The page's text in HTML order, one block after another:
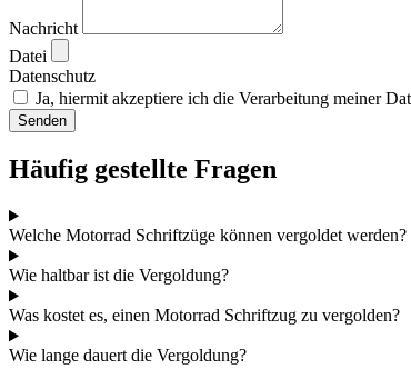
Nachricht
Datei
Datenschutz
Ja, hiermit akzeptiere ich die Verarbeitung meiner
Senden
Häufig gestellte Fragen
Welche Motorrad Schriftzüge können vergoldet werden?
Wie haltbar ist die Vergoldung?
Was kostet es, einen Motorrad Schriftzug zu vergolden?
Wie lange dauert die Vergoldung?